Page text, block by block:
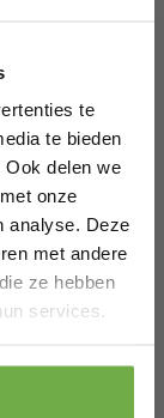
te
te bieden
delen we
onze
analyse. Deze
met andere
ze hebben
services.
van
bent